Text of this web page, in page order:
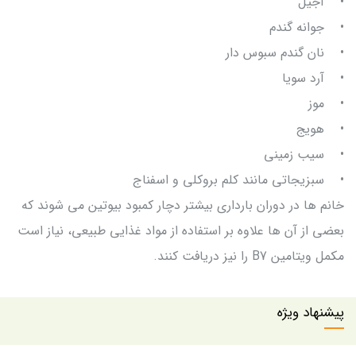
• جوانه گندم
• نان گندم سبوس دار
• آرد سویا
• موز
• هویج
• سیب زمینی
• سبزیجاتی مانند کلم بروکلی و اسفناج
خانم ها در دوران بارداری بیشتر دچار کمبود بیوتین می شوند که
بعضی از آن ها علاوه بر استفاده از مواد غذایی طبیعی، نیاز است
مکمل ویتامین B7 را نیز دریافت کنند.
پیشنهاد ویژه